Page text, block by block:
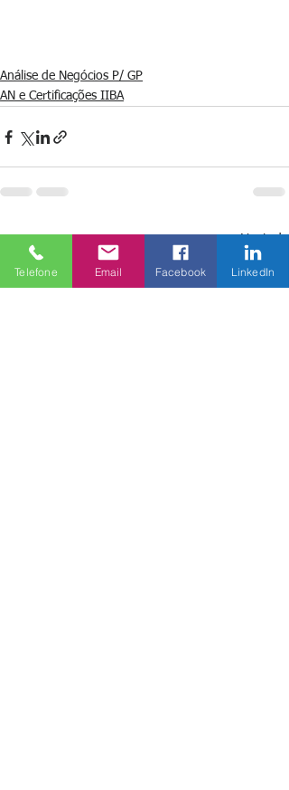
Análise de Negócios P/ GP
AN e Certificações IIBA
Posts recentes
Telefone Email Facebook LinkedIn